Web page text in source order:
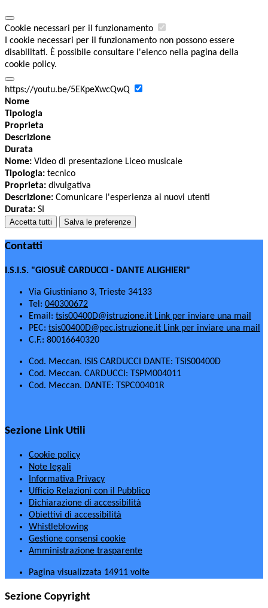
Cookie necessari per il funzionamento
I cookie necessari per il funzionamento non possono essere
disabilitati. È possibile consultare l'elenco nella pagina della
cookie policy.
https://youtu.be/5EKpeXwcQwQ
Nome
Tipologia
Proprieta
Descrizione
Durata
Nome: Video di presentazione Liceo musicale
Tipologia: tecnico
Proprieta: divulgativa
Descrizione: Comunicare l'esperienza ai nuovi utenti
Durata: SI
Accetta tutti Salva le preferenze
Contatti
I.S.I.S. "GIOSUÈ CARDUCCI - DANTE ALIGHIERI"
Via Giustiniano 3, Trieste 34133
Tel: 040300672
Email: tsis00400D@istruzione.it Link per inviare una mail
PEC: tsis00400D@pec.istruzione.it Link per inviare una mail
C.F.: 80016640320
Cod. Meccan. ISIS CARDUCCI DANTE: TSIS00400D
Cod. Meccan. CARDUCCI: TSPM004011
Cod. Meccan. DANTE: TSPC00401R
Sezione Link Utili
Cookie policy
Note legali
Informativa Privacy
Ufficio Relazioni con il Pubblico
Dichiarazione di accessibilità
Obiettivi di accessibilità
Whistleblowing
Gestione consensi cookie
Amministrazione trasparente
Pagina visualizzata 14911 volte
Sezione Copyright